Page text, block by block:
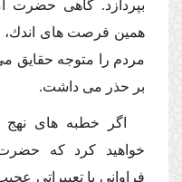
بپردازد. گاهى حضرت
همین فرصت هاى اندك،
مردم را متوجه حقایق
بر حذر مى داشت.
اگر خطبه هاى نهج
خواهید كرد كه حضرت
فراوانى با تعبیراتى